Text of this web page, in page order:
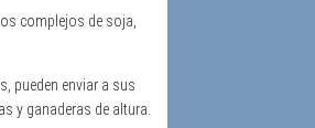
complejos de soja,
pueden enviar a sus
y ganaderas de altura.